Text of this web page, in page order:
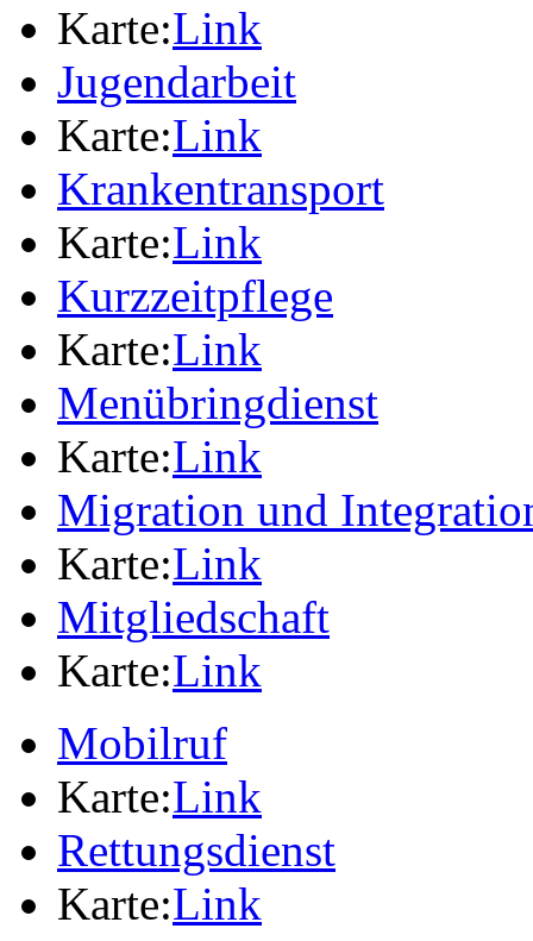
Karte:Link
Jugendarbeit
Karte:Link
Krankentransport
Karte:Link
Kurzzeitpflege
Karte:Link
Menübringdienst
Karte:Link
Migration und
Karte:Link
Mitgliedschaft
Karte:Link
Mobilruf
Karte:Link
Rettungsdienst
Karte:Link